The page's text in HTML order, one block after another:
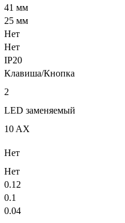
41 мм
25 мм
Нет
Нет
IP20
Клавиша/Кнопка
2
LED заменяемый
10 AX
Нет
Нет
0.12
0.1
0.04